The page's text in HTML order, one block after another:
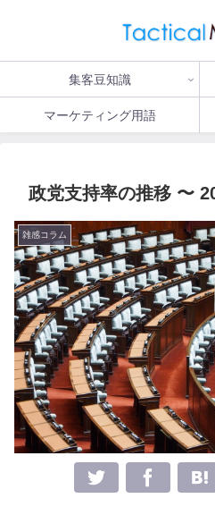
集客豆知識
マーケティング用語
政党支持率の推移 〜
雑感コラム